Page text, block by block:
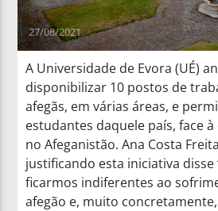
27/08/2021
A Universidade de Evora (UÉ)
disponibilizar 10 postos de
afegãs, em várias áreas, e
estudantes daquele país, face
no Afeganistão. Ana Costa
justificando esta iniciativa disse
ficarmos indiferentes ao
afegão e, muito